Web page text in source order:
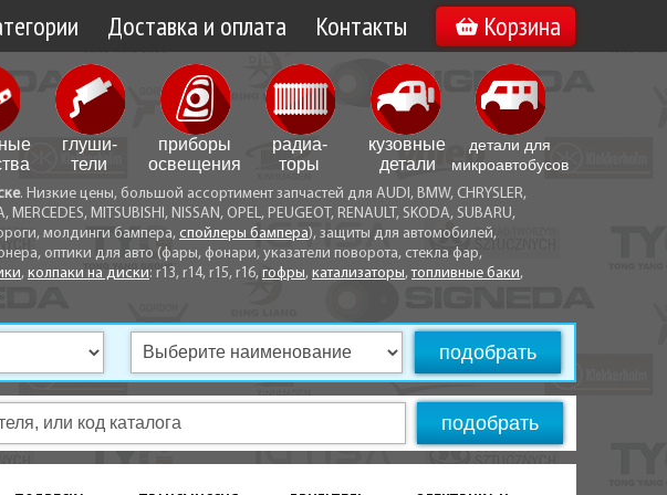
Доставка и оплата
Доставка по Минску
Доставка по Беларуси
Самовывоз
Способы оплаты
Контакты
Вакансии
Корзина
глуши­
тели
приборы
освещения
радиа­
торы
кузовные
детали
детали для
микро­автобусов
. Низкие цены, большой ассортимент запчастей для AUDI, BMW, CHRYSLER,
MITSUBISHI, NISSAN, OPEL, PEUGEOT, RENAULT, SKODA, SUBARU,
молдинги бампера, спойлеры бампера), защиты для автомобилей,
оптики для авто (фары, фонари, указатели поворота, стекла фар,
, колпаки на диски: r13, r14, r15, r16, гофры, катализаторы,топливные баки,